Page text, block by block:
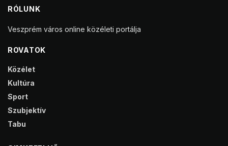
RÓLUNK
Veszprém város online közéleti portálja
ROVATOK
Közélet
Kultúra
Sport
Szubjektív
Tabu